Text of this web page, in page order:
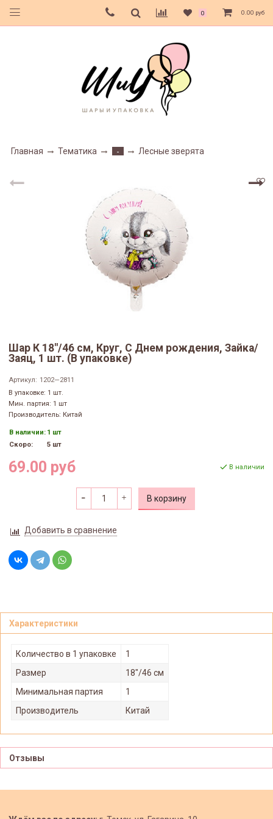
0 0.00 руб
Главная Тематика - Лесные зверята
Шар К 18"/46 см, Круг, С Днем рождения, Зайка/
Заяц, 1 шт. (В упаковке)
Артикул: 1202—2811
В упаковке: 1 шт.
Мин. партия: 1 шт
Производитель: Китай
В наличии: 1 шт
Скоро:
5 шт
69.00 руб В наличии
В корзину
Добавить в сравнение
Характеристики
Количество в 1 упаковке
1
Размер
18"/46 см
Минимальная партия
1
Производитель
Китай
Отзывы